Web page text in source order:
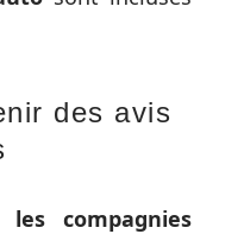
des avis
compagnies